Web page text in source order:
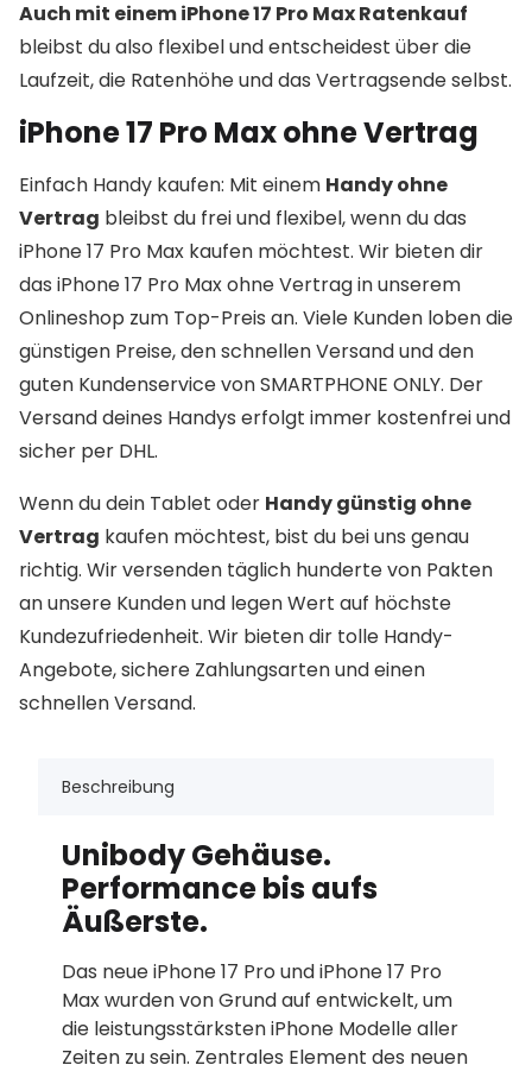
Auch mit einem iPhone 17 Pro Max Ratenkauf
bleibst du also flexibel und entscheidest über die
Laufzeit, die Ratenhöhe und das Vertragsende selbst.
iPhone 17 Pro Max ohne Vertrag
Einfach Handy kaufen: Mit einem Handy ohne
Vertrag bleibst du frei und flexibel, wenn du das
iPhone 17 Pro Max kaufen möchtest. Wir bieten dir
das iPhone 17 Pro Max ohne Vertrag in unserem
Onlineshop zum Top-Preis an. Viele Kunden loben die
günstigen Preise, den schnellen Versand und den
guten Kundenservice von SMARTPHONE ONLY. Der
Versand deines Handys erfolgt immer kostenfrei und
sicher per DHL.
Wenn du dein Tablet oder Handy günstig ohne
Vertrag kaufen möchtest, bist du bei uns genau
richtig. Wir versenden täglich hunderte von Pakten
an unsere Kunden und legen Wert auf höchste
Kundezufriedenheit. Wir bieten dir tolle Handy-
Angebote, sichere Zahlungsarten und einen
schnellen Versand.
Beschreibung
Unibody Gehäuse.
Performance bis aufs
Äußerste.
Das neue iPhone 17 Pro und iPhone 17 Pro
Max wurden von Grund auf entwickelt, um
die leistungs­stärksten iPhone Modelle aller
Zeiten zu sein. Zentrales Element des neuen